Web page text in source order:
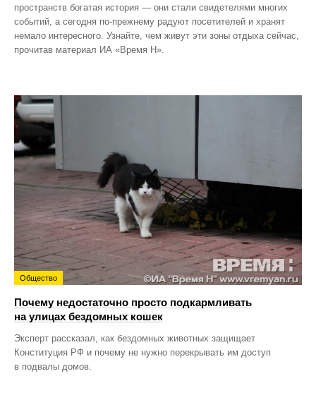
пространств богатая история — они стали свидетелями многих
событий, а сегодня по‑прежнему радуют посетителей и хранят
немало интересного. Узнайте, чем живут эти зоны отдыха сейчас,
прочитав материал ИА «Время Н».
Общество
Почему недостаточно просто подкармливать
на улицах бездомных кошек
Эксперт рассказал, как бездомных животных защищает
Конституция РФ и почему не нужно перекрывать им доступ
в подвалы домов.